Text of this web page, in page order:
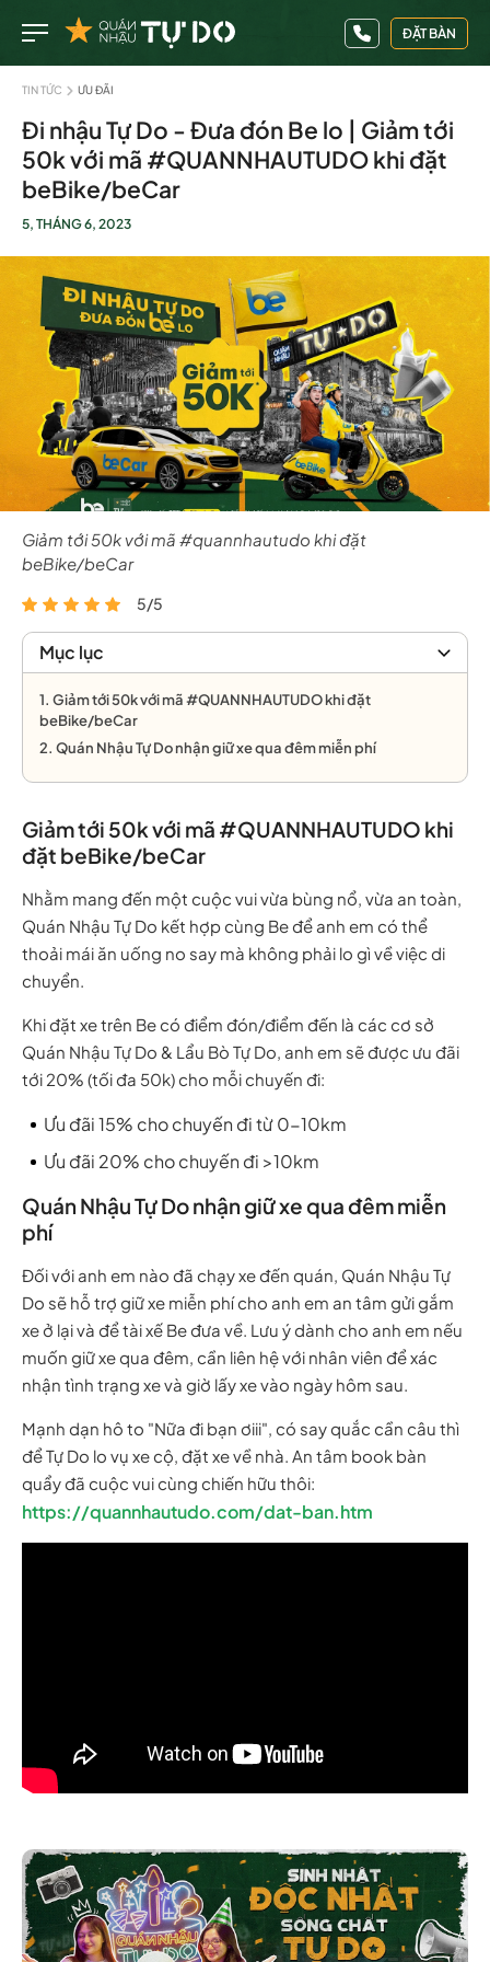
ĐẶT BÀN
TIN TỨC ƯU ĐÃI
Đi nhậu Tự Do - Đưa đón Be lo | Giảm tới
50k với mã #QUANNHAUTUDO khi đặt
beBike/beCar
5, THÁNG 6, 2023
Giảm tới 50k với mã #quannhautudo khi đặt
beBike/beCar
5/5
Mục lục
1. Giảm tới 50k với mã #QUANNHAUTUDO khi đặt
beBike/beCar
2. Quán Nhậu Tự Do nhận giữ xe qua đêm miễn phí
Giảm tới 50k với mã #QUANNHAUTUDO khi
đặt beBike/beCar
Nhằm mang đến một cuộc vui vừa bùng nổ, vừa an toàn,
Quán Nhậu Tự Do kết hợp cùng Be để anh em có thể
thoải mái ăn uống no say mà không phải lo gì về việc di
chuyển.
Khi đặt xe trên Be có điểm đón/điểm đến là các cơ sở
Quán Nhậu Tự Do & Lẩu Bò Tự Do, anh em sẽ được ưu đãi
tới 20% (tối đa 50k) cho mỗi chuyến đi:
Ưu đãi 15% cho chuyến đi từ 0-10km
Ưu đãi 20% cho chuyến đi >10km
Quán Nhậu Tự Do nhận giữ xe qua đêm miễn
phí
Đối với anh em nào đã chạy xe đến quán, Quán Nhậu Tự
Do sẽ hỗ trợ giữ xe miễn phí cho anh em an tâm gửi gắm
xe ở lại và để tài xế Be đưa về. Lưu ý dành cho anh em nếu
muốn giữ xe qua đêm, cần liên hệ với nhân viên để xác
nhận tình trạng xe và giờ lấy xe vào ngày hôm sau.
Mạnh dạn hô to "Nữa đi bạn ơiii", có say quắc cần câu thì
để Tự Do lo vụ xe cộ, đặt xe về nhà. An tâm book bàn
quẩy đã cuộc vui cùng chiến hữu thôi:
https://quannhautudo.com/dat-ban.htm